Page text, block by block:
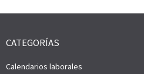
CATEGORÍAS
Calendarios laborales